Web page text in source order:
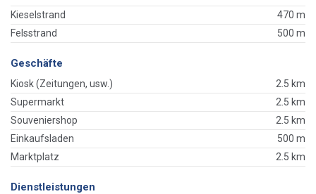
Kieselstrand
470 m
Felsstrand
500 m
Geschäfte
Kiosk (Zeitungen, usw.)
2.5 km
Supermarkt
2.5 km
Souveniershop
2.5 km
Einkaufsladen
500 m
Marktplatz
2.5 km
Dienstleistungen